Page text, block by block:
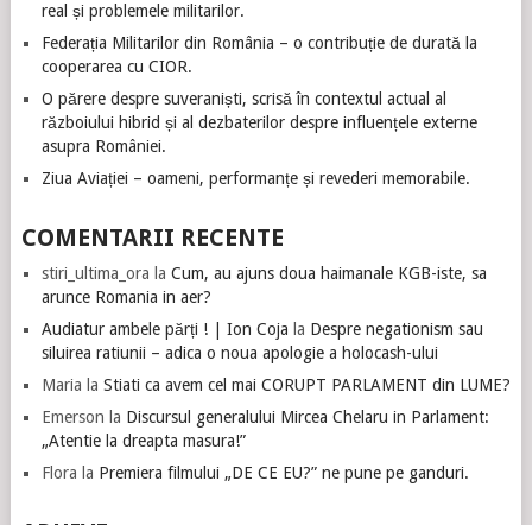
real și problemele militarilor.
Federația Militarilor din România – o contribuție de durată la
cooperarea cu CIOR.
O părere despre suveraniști, scrisă în contextul actual al
războiului hibrid și al dezbaterilor despre influențele externe
asupra României.
Ziua Aviației – oameni, performanțe și revederi memorabile.
COMENTARII RECENTE
stiri_ultima_ora la Cum, au ajuns doua haimanale KGB-iste, sa
arunce Romania in aer?
Audiatur ambele părți ! | Ion Coja la Despre negationism sau
siluirea ratiunii – adica o noua apologie a holocash-ului
Maria la Stiati ca avem cel mai CORUPT PARLAMENT din LUME?
Emerson la Discursul generalului Mircea Chelaru in Parlament:
„Atentie la dreapta masura!”
Flora la Premiera filmului „DE CE EU?” ne pune pe ganduri.